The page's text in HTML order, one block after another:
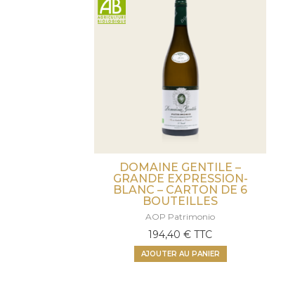
DOMAINE GENTILE –
GRANDE EXPRESSION-
BLANC – CARTON DE 6
BOUTEILLES
AOP Patrimonio
194,40€ TTC
AJOUTER AU PANIER